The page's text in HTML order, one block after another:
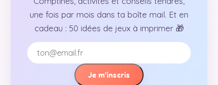
une fois par mois dans ta boîte mail. Et en
cadeau : 50 idées de jeux à imprimer 🎁
Je m’inscris